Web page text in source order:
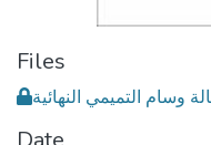
Files